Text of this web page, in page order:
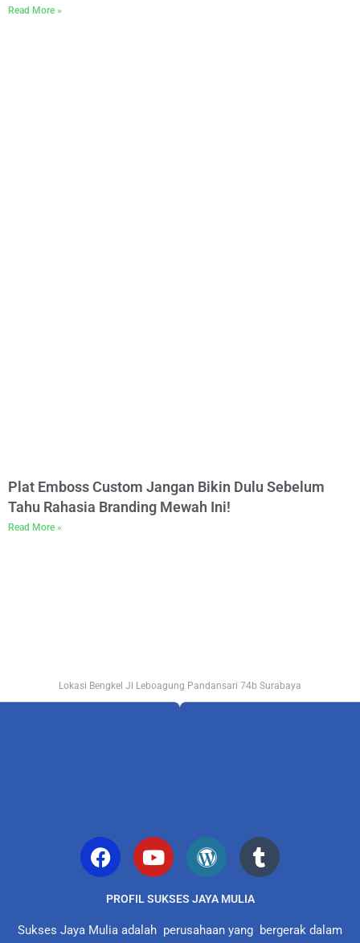
Read More »
Plat Emboss Custom Jangan Bikin Dulu Sebelum
Tahu Rahasia Branding Mewah Ini!
Read More »
Lokasi Bengkel Jl Leboagung Pandansari 74b Surabaya
PROFIL SUKSES JAYA MULIA
Sukses Jaya Mulia adalah perusahaan yang bergerak dalam